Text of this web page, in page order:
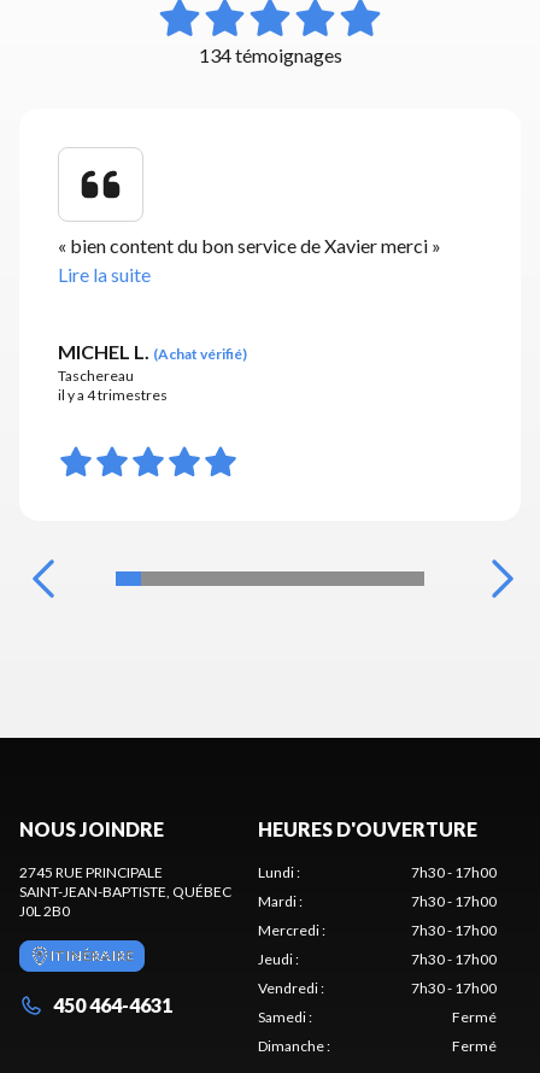
134 témoignages
« bien content du bon service de Xavier merci »
Lire la suite
MICHEL L. (Achat vérifié)
Taschereau
il y a 4 trimestres
NOUS JOINDRE
2745 RUE PRINCIPALE
SAINT-JEAN-BAPTISTE , QUÉBEC
J0L 2B0
ITINÉRAIRE
450 464-4631
HEURES D'OUVERTURE
Lundi:
7h30 - 17h00
Mardi:
7h30 - 17h00
Mercredi:
7h30 - 17h00
Jeudi:
7h30 - 17h00
Vendredi:
7h30 - 17h00
Samedi:
Fermé
Dimanche: Fermé